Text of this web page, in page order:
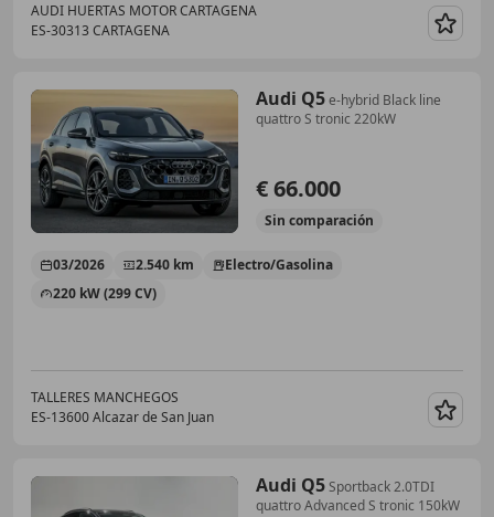
AUDI HUERTAS MOTOR CARTAGENA
ES-30313 CARTAGENA
Audi Q5e-hybrid Black line
quattro S tronic 220kW
€ 66.000
Sin comparación
03/2026 2.540 km
Electro/Gasolina
220 kW (299 CV)
TALLERES MANCHEGOS
ES-13600 Alcazar de San Juan
Audi Q5Sportback 2.0TDI
quattro Advanced S tronic 150kW